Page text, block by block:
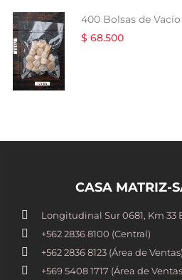
400 Bolsas de
$ 68.500
CASA MATRIZ-
Longitudinal Sur 0681, Km 33
+562 2836 8100​ (Central)
+562 2836 8123 (Área de Ventas)
+569 5408 1717 (Área de